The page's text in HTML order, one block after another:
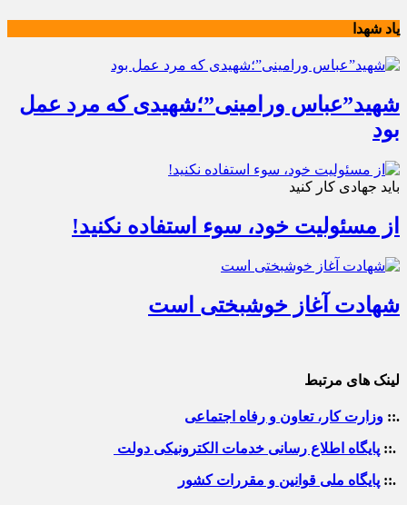
یاد شهدا
شهید”عباس ورامینی”؛شهیدی که مرد عمل
بود
باید جهادی کار کنید
از مسئولیت خود، سوء استفاده نکنید!
شهادت آغاز خوشبختی است
لینک های مرتبط
.:: وزارت کار، تعاون و رفاه اجتماعی
.:: پایگاه اطلاع رسانی خدمات الکترونیکی دولت
.:: پایگاه ملی قوانین و مقررات کشور